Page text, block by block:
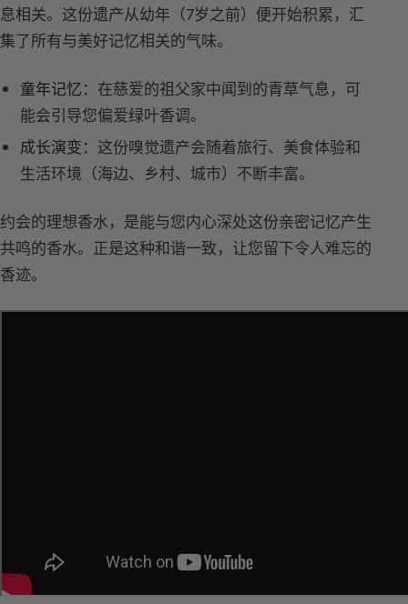
息相关。这份遗产从幼年（7岁之前）便开始积累，汇
集了所有与美好记忆相关的气味。
童年记忆： 在慈爱的祖父家中闻到的青草气息，可
能会引导您偏爱绿叶香调。
成长演变： 这份嗅觉遗产会随着旅行、美食体验和
生活环境（海边、乡村、城市）不断丰富。
约会的理想香水，是能与您内心深处这份亲密记忆产生
共鸣的香水。正是这种和谐一致，让您留下令人难忘的
香迹。